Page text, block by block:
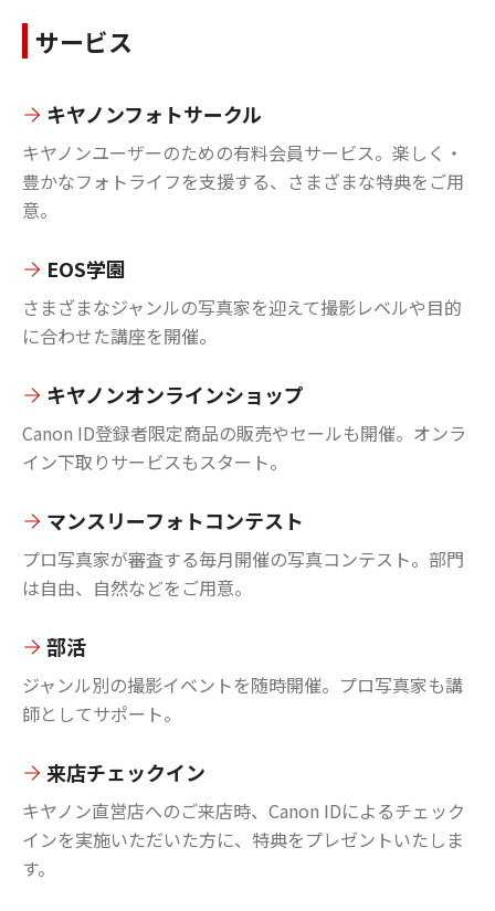
サービス
キヤノンフォトサークル
キヤノンユーザーのための有料会員サービス。楽しく・
豊かなフォトライフを支援する、さまざまな特典をご用
意。
EOS学園
さまざまなジャンルの写真家を迎えて撮影レベルや目的
に合わせた講座を開催。
キヤノンオンラインショップ
Canon ID登録者限定商品の販売やセールも開催。オンラ
イン下取りサービスもスタート。
マンスリーフォトコンテスト
プロ写真家が審査する毎月開催の写真コンテスト。部門
は自由、自然などをご用意。
部活
ジャンル別の撮影イベントを随時開催。プロ写真家も講
師としてサポート。
来店チェックイン
キヤノン直営店へのご来店時、Canon IDによるチェック
インを実施いただいた方に、特典をプレゼントいたしま
す。